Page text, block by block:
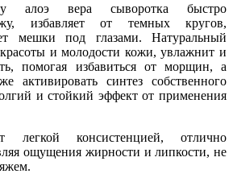
алоэ вера сыворотка быстро
избавляет от темных кругов,
мешки под глазами. Натуральный
и молодости кожи, увлажнит и
помогая избавиться от морщин, а
активировать синтез собственного
и стойкий эффект от применения
легкой консистенцией, отлично
ощущения жирности и липкости, не